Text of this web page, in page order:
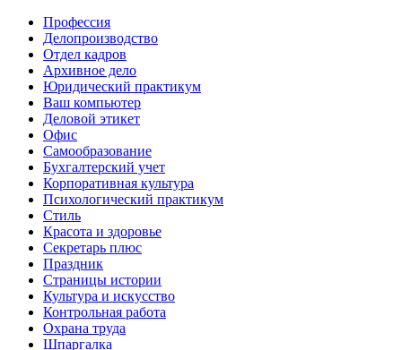
Профессия
Делопроизводство
Отдел кадров
Архивное дело
Юридический практикум
Ваш компьютер
Деловой этикет
Офис
Самообразование
Бухгалтерский учет
Корпоративная культура
Психологический практикум
Стиль
Красота и здоровье
Секретарь плюс
Праздник
Страницы истории
Культура и искусство
Контрольная работа
Охрана труда
Шпаргалка